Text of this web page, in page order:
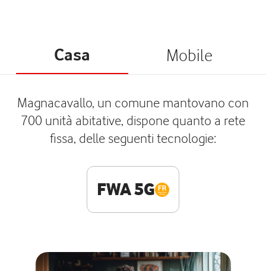
Casa Mobile
Magnacavallo, un comune mantovano con
700 unità abitative, dispone quanto a rete
fissa, delle seguenti tecnologie:
FWA 5G